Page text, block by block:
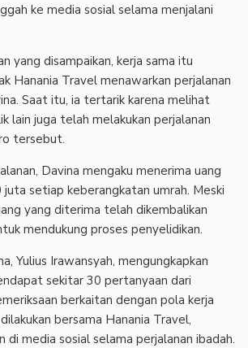
ke media sosial selama menjalani
yang disampaikan, kerja sama itu
Hanania Travel menawarkan perjalanan
Saat itu, ia tertarik karena melihat
lain juga telah melakukan perjalanan
tersebut.
Davina mengaku menerima uang
juta setiap keberangkatan umrah. Meski
yang diterima telah dikembalikan
mendukung proses penyelidikan.
Yulius Irawansyah, mengungkapkan
sekitar 30 pertanyaan dari
berkaitan dengan pola kerja
bersama Hanania Travel,
di media sosial selama perjalanan ibadah.